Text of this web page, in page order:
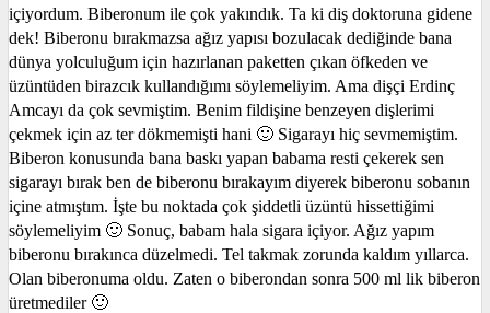
içiyordum. Biberonum ile çok yakındık. Ta ki diş doktoruna gidene
dek! Biberonu bırakmazsa ağız yapısı bozulacak dediğinde bana
dünya yolculuğum için hazırlanan paketten çıkan öfkeden ve
üzüntüden birazcık kullandığımı söylemeliyim. Ama dişçi Erdinç
Amcayı da çok sevmiştim. Benim fildişine benzeyen dişlerimi
çekmek için az ter dökmemişti hani 🙂 Sigarayı hiç sevmemiştim.
Biberon konusunda bana baskı yapan babama resti çekerek sen
sigarayı bırak ben de biberonu bırakayım diyerek biberonu sobanın
içine atmıştım. İşte bu noktada çok şiddetli üzüntü hissettiğimi
söylemeliyim 🙂 Sonuç, babam hala sigara içiyor. Ağız yapım
biberonu bırakınca düzelmedi. Tel takmak zorunda kaldım yıllarca.
Olan biberonuma oldu. Zaten o biberondan sonra 500 ml lik biberon
üretmediler 🙂